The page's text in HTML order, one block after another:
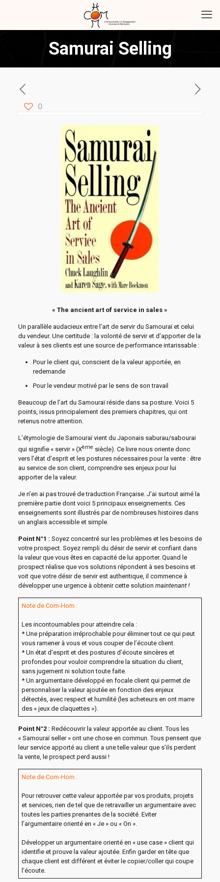
Samurai Selling
0
« The ancient art of service in sales »
Un parallèle audacieux entre l’art de servir du Samouraï et celui
du vendeur. Une certitude : la volonté de servir et d’apporter de la
valeur à ses clients est une source de performance intarissable :
Pour le client qui, conscient de la valeur apportée, en
redemande
Pour le vendeur motivé par le sens de son travail
Beaucoup de l’art du Samouraï réside dans sa posture. Voici 5
points, issus principalement des premiers chapitres, qui ont
retenus notre attention.
L’étymologie de Samouraï vient du Japonais saburau/sabourai
qui signifie « servir » (Xème siècle). Ce livre nous oriente donc
vers l’état d’esprit et les postures nécessaires pour la vente : être
au service de son client, comprendre ses enjeux pour lui
apporter de la valeur.
Je n’en ai pas trouvé de traduction Française. J’ai surtout aimé la
première partie dont voici 5 principaux enseignements. Ces
enseignements sont illustrés par de nombreuses histoires dans
un anglais accessible et simple.
Point N°1 : Soyez concentré sur les problèmes et les besoins de
votre prospect. Soyez rempli du désir de servir et confiant dans
la valeur que vous êtes en capacité de lui apporter. Quand le
prospect réalise que vos solutions répondent à ses besoins et
voit que votre désir de servir est authentique, il commence à
développer une urgence à obtenir cette solution maintenant !
Note de Com-Hom :
Les incontournables pour atteindre cela :
* Une préparation irréprochable pour éliminer tout ce qui peut
vous ramener à vous et vous couper de l’écoute client.
* Un état d’esprit et des postures d’écoute sincères et
profondes pour vouloir comprendre la situation du client,
sans jugement ni solution toute faite.
* Un argumentaire développé en focale client qui permet de
personnaliser la valeur ajoutée en fonction des enjeux
détectés, avec respect et humilité (les acheteurs en ont marre
des « jeux de claquettes »).
Point N°2 : Redécouvrir la valeur apportée au client. Tous les
« Samouraï seller » ont une chose en commun. Tous pensent que
leur service apporté au client a une telle valeur que s’ils perdent
la vente, le prospect perd aussi !
Note de Com-Hom :
Pour retrouver cette valeur apportée par vos produits, projets
et services, rien de tel que de retravailler un argumentaire avec
toutes les parties prenantes de la société. Eviter
l’argumentaire orienté en « Je » ou « On ».
Développer un argumentaire orienté en « use case » client qui
identifie et prouve la valeur ajoutée. Enfin garder en tête que
chaque client est différent et éviter le copier/coller qui coupe
l’écoute.